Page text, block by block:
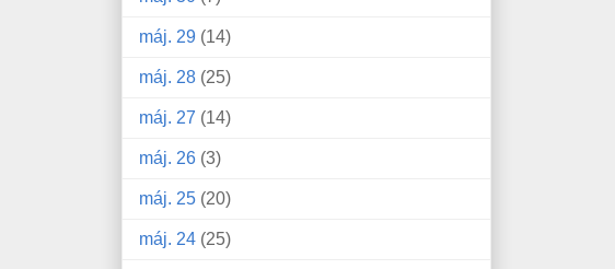
máj. 29 (14)
máj. 28 (25)
máj. 27 (14)
máj. 26 (3)
máj. 25 (20)
máj. 24 (25)